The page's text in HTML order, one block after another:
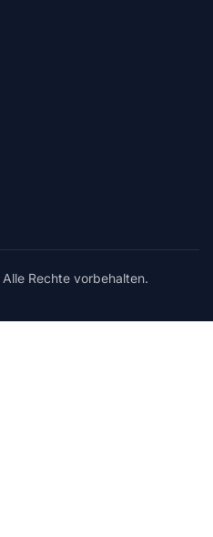
Rechte vorbehalten.